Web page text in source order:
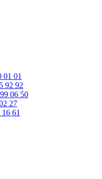
01 01
92 92
06 50
27
61